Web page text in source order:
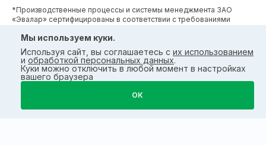
*Производственные процессы и системы менеджмента ЗАО
«Эвалар» сертифицированы в соответствии с требованиями
Мы используем куки.
Используя сайт, вы соглашаетесь с их использованием
и обработкой персональных данных.
Куки можно отключить в любой момент в настройках
вашего браузера
ОК